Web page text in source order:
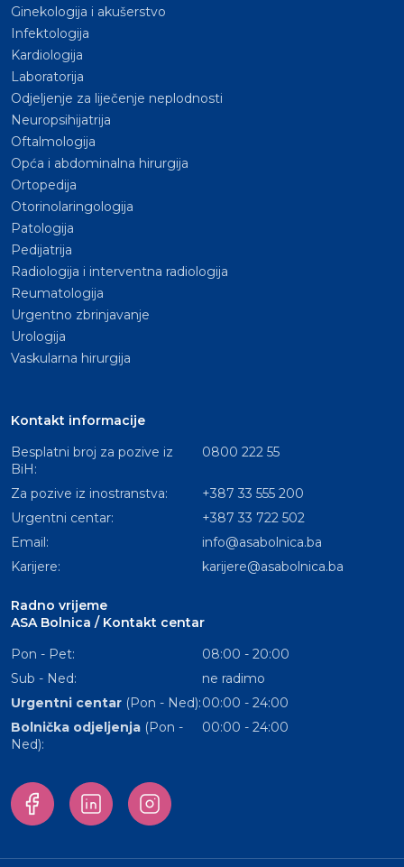
Ginekologija i akušerstvo
Infektologija
Kardiologija
Laboratorija
Odjeljenje za liječenje neplodnosti
Neuropsihijatrija
Oftalmologija
Opća i abdominalna hirurgija
Ortopedija
Otorinolaringologija
Patologija
Pedijatrija
Radiologija i interventna radiologija
Reumatologija
Urgentno zbrinjavanje
Urologija
Vaskularna hirurgija
Kontakt informacije
Besplatni broj za pozive iz
BiH:
0800 222 55
Za pozive iz inostranstva:
+387 33 555 200
Urgentni centar:
+387 33 722 502
Email:
info@asabolnica.ba
Karijere:
karijere@asabolnica.ba
Radno vrijeme
ASA Bolnica / Kontakt centar
Pon - Pet:
08:00 - 20:00
Sub - Ned:
ne radimo
Urgentni centar (Pon - Ned):00:00 - 24:00
Bolnička odjeljenja (Pon -
Ned):
00:00 - 24:00